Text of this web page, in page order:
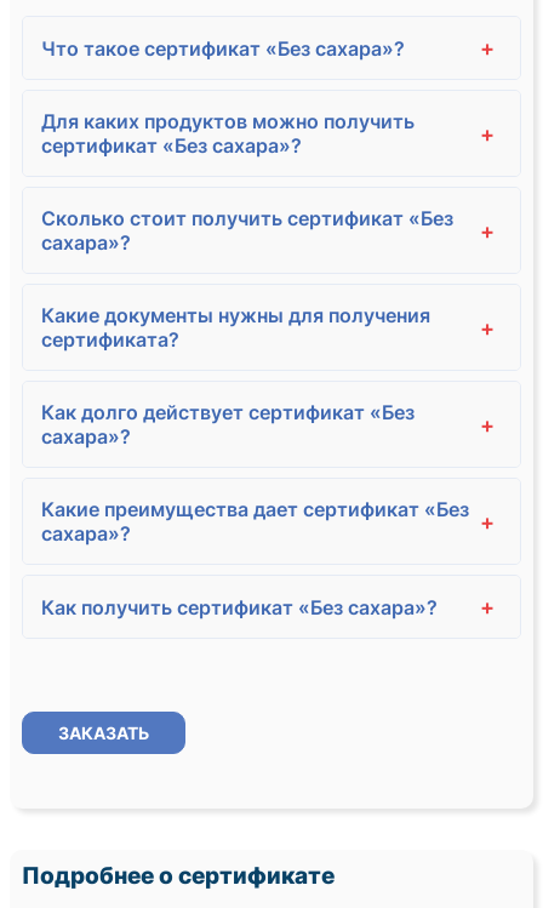
Что такое сертификат «Без сахара»? +
Для каких продуктов можно получить
сертификат «Без сахара»?
+
Сколько стоит получить сертификат «Без
сахара»?
+
Какие документы нужны для получения
сертификата?
+
Как долго действует сертификат «Без
сахара»?
+
Какие преимущества дает сертификат «Без
сахара»?
+
Как получить сертификат «Без сахара»? +
ЗАКАЗАТЬ
Подробнее о сертификате